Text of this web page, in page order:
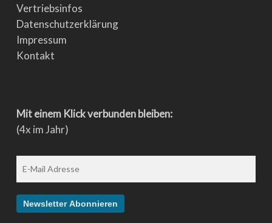
Vertriebsinfos
Datenschutzerklärung
Impressum
Kontakt
Mit einem Klick verbunden bleiben:
(4x im Jahr)